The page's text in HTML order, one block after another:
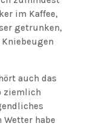
im Kaffee,
getrunken,
auch das
ziemlich
habe